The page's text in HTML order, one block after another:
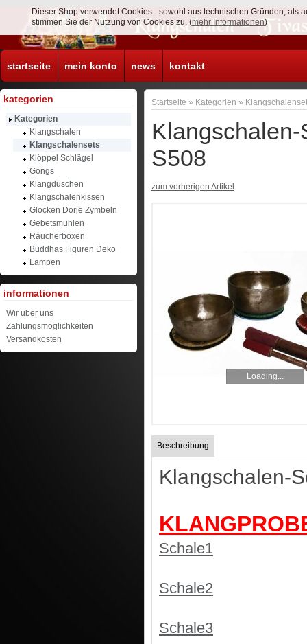
startseite mein konto news kontakt
Startseite » Kategorien »
S508
zum vorherigen Artikel
Loading...
Beschreibung
Klangschalen-
Schale1
Schale2
Schale3
kategorien
Kategorien
Klangschalen
Klangschalensets
Klöppel Schlägel
Gongs
Klangduschen
Klangschalenkissen
Glocken Dorje Zymbeln
Gebetsmühlen
Räucherboxen
Buddhas Figuren Deko
Lampen
informationen
Wir über uns
Zahlungsmöglichkeiten
Versandkosten
Dieser Shop verwendet Cookies - sowohl aus technischen Gründen, als
stimmen Sie der Nutzung von Cookies zu. (mehr Informationen)